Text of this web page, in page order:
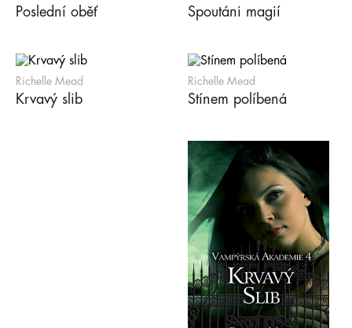
Poslední oběť Spoutáni magií
Richelle Mead
Krvavý slib
Richelle Mead
Stínem políbená